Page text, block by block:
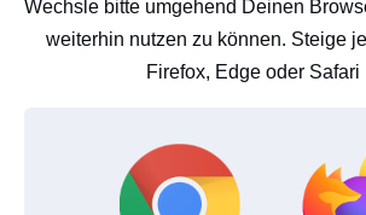
Wechsle bitte umgehend Deinen
weiterhin nutzen zu können. Steige
Firefox, Edge oder Safari